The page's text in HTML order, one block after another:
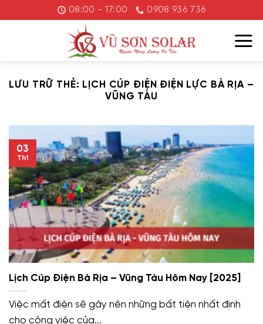
đến
08:00 - 17:00 0908 936 736
LƯU TRỮ THẺ: LỊCH CÚP ĐIỆN ĐIỆN LỰC BÀ RỊA –
VŨNG TÀU
Lịch Cúp Điện Bà Rịa – Vũng Tàu Hôm Nay [2025]
Việc mất điện sẽ gây nên những bất tiện nhất định
cho công việc của...
03
Th1